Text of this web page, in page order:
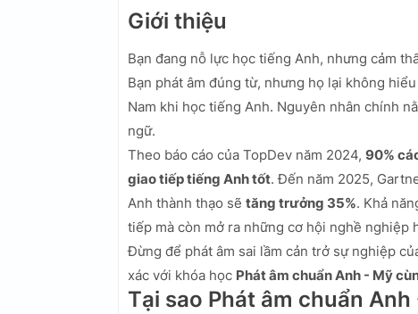
Giới thiệu
Bạn đang nỗ lực học tiếng Anh, nhưng cảm
Bạn phát âm đúng từ, nhưng họ lại không
Nam khi học tiếng Anh. Nguyên nhân chính
ngữ.
Theo báo cáo của TopDev năm 2024, 90%
giao tiếp tiếng Anh tốt. Đến năm 2025,
Anh thành thạo sẽ tăng trưởng 35%. Khả
tiếp mà còn mở ra những cơ hội nghề
Đừng để phát âm sai lầm cản trở sự nghiệp
xác với khóa học Phát âm chuẩn Anh - Mỹ
Tại sao Phát âm chuẩn